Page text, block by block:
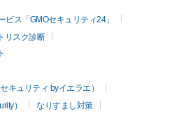
ス「GMOセキュリティ24」
リスク診断
キュリティ byイエラエ）
）
なりすまし対策